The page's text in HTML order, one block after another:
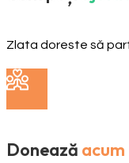
Zlata doreste să
Donează acum